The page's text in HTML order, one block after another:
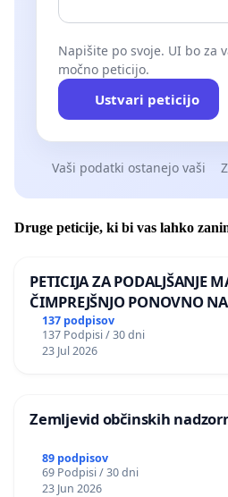
Napišite po svoje. UI bo za
močno peticijo.
Ustvari peticijo
Vaši podatki ostanejo vaši
Druge peticije, ki bi vas lahko
PETICIJA ZA PODALJŠANJE
ČIMPREJŠNJO PONOVNO
BERNARDA ŠRAJNERJA NA
REPUBLIKE SLOVENIJE V
137 podpisov
137 Podpisi / 30 dni
23 Jul 2026
Zemljevid občinskih
89 podpisov
69 Podpisi / 30 dni
23 Jun 2026